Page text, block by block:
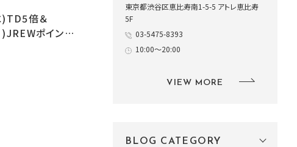
倍＆
ポイント
東京都渋谷区恵比寿南1-5-5 アトレ恵比寿
5F
03-5475-8393
10:00～20:00
VIEW MORE
BLOG CATEGORY